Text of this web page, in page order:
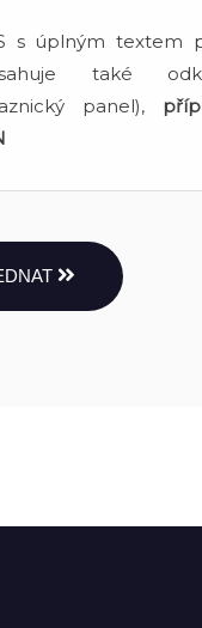
s úplným textem
také
panel),